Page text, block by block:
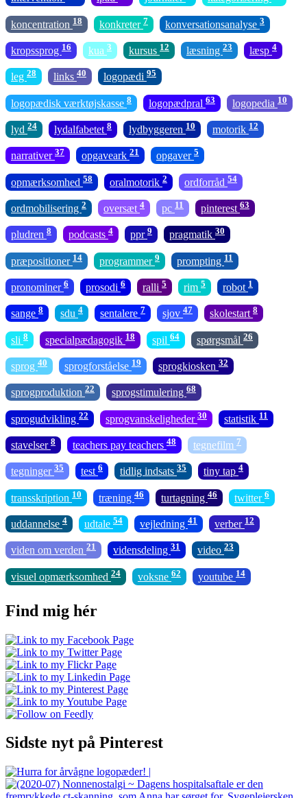
koncentration 18 konkreter 7 konversationsanalyse 3
kropssprog 16 kua 3 kursus 12 læsning 23 læsp 4
leg 28 links 40 logopædi 95
logopædisk værktøjskasse 8 logopædpral 63 logopedia 10
lyd 24 lydalfabetet 8 lydbyggeren 10 motorik 12
narrativer 37 opgaveark 21 opgaver 5
opmærksomhed 58 oralmotorik 2 ordforråd 54
ordmobilisering 2 oversæt 4 pc 11 pinterest 63
pludren 8 podcasts 4 ppr 9 pragmatik 30
præpositioner 14 programmer 9 prompting 11
pronominer 6 prosodi 6 ralli 5 rim 5 robot 1
sange 8 sdu 4 sentalere 7 sjov 47 skolestart 8
sli 8 specialpædagogik 18 spil 64 spørgsmål 26
sprog 40 sprogforståelse 19 sprogkiosken 32
sprogproduktion 22 sprogstimulering 68
sprogudvikling 22 sprogvanskeligheder 30 statistik 11
stavelser 8 teachers pay teachers 48 tegnefilm 7
tegninger 35 test 6 tidlig indsats 35 tiny tap 4
transskription 10 træning 46 turtagning 46 twitter 6
uddannelse 4 udtale 54 vejledning 41 verber 12
viden om verden 21 vidensdeling 31 video 23
visuel opmærksomhed 24 voksne 62 youtube 14
Find mig hér
Sidste nyt på Pinterest